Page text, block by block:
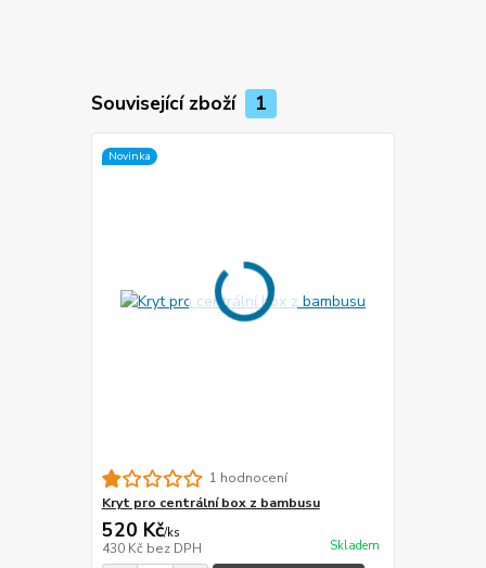
Související zboží 1
Novinka
1 hodnocení
Kryt pro centrální box z bambusu
520 Kč/ks
430 Kč bez DPH Skladem